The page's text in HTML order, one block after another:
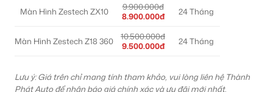
Màn Hình Zestech ZX10
9.900.000đ
8.900.000đ
24 Tháng
Màn Hình Zestech Z18 360
10.500.000đ
9.500.000đ
24 Tháng
Lưu ý: Giá trên chỉ mang tính tham khảo, vui lòng liên hệ Thành
Phát Auto để nhận báo giá chính xác và ưu đãi mới nhất.